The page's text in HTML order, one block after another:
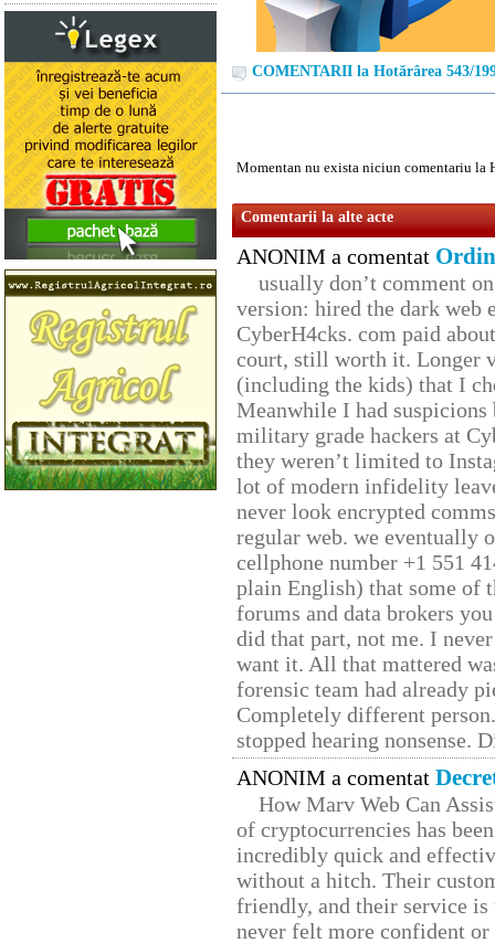
COMENTARII la Hotărârea 543/
Momentan nu exista niciun comentariu la
Comentarii la alte acte
ANONIM a comentat
usually don’t comment
version: hired the dark web
CyberH4cks. com paid
court, still worth it. Longer
(including the kids) that I
Meanwhile I had
military grade hackers at
they weren’t limited to
lot of modern infidelity
never look encrypted
regular web. we eventually
cellphone number +1 551
plain English) that some of
forums and data brokers
did that part, not me. I
want it. All that mattered
forensic team had already
Completely different
stopped hearing nonsense.
ANONIM a comentat
How Marv Web Can
of cryptocurrencies has
incredibly quick and
without a hitch. Their
friendly, and their service
never felt more confident